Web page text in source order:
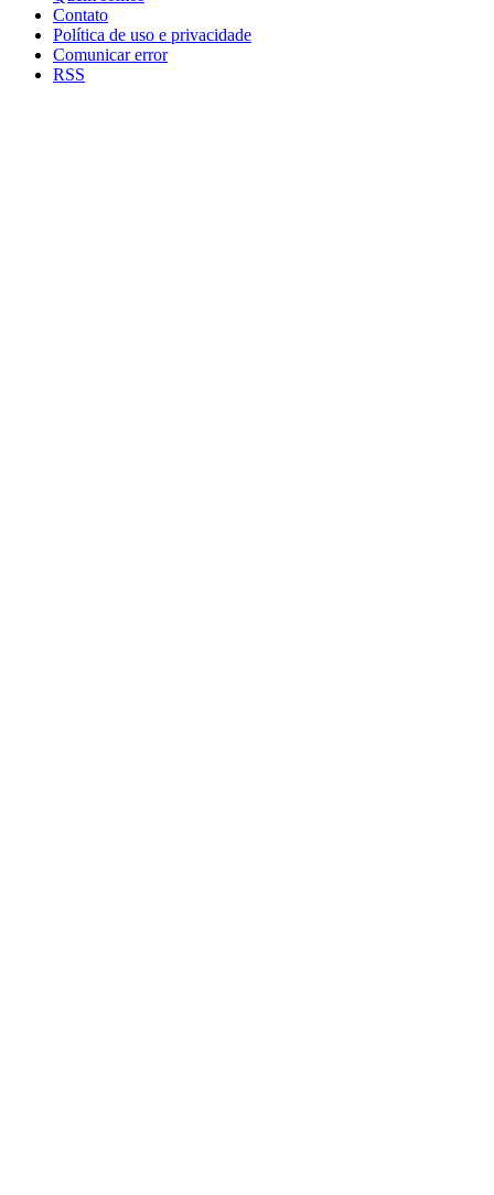
Contato
Política de uso e privacidade
Comunicar error
RSS